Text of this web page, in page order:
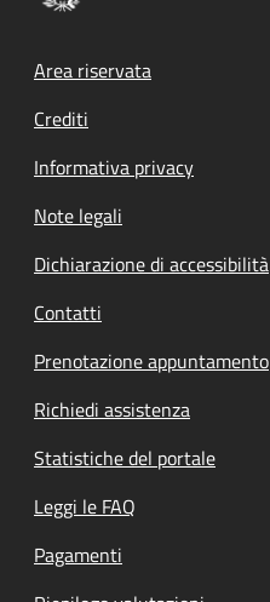
Footer menu
Area riservata
Crediti
Informativa privacy
Note legali
Dichiarazione di accessibilità
Contatti
Prenotazione appuntamento
Richiedi assistenza
Statistiche del portale
Leggi le FAQ
Pagamenti